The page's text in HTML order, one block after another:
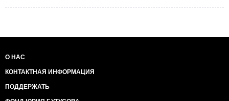
О НАС
КОНТАКТНАЯ ИНФОРМАЦИЯ
ПОДДЕРЖАТЬ